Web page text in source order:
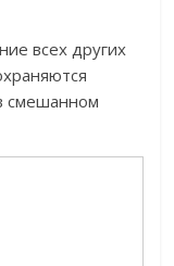
всех других
смешанном